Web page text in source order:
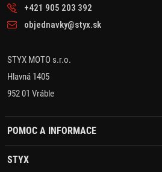
+421 905 203 392
objednavky@styx.sk
STYX MOTO s.r.o.
Hlavná 1405
952 01 Vráble
POMOC A INFORMACE
STYX